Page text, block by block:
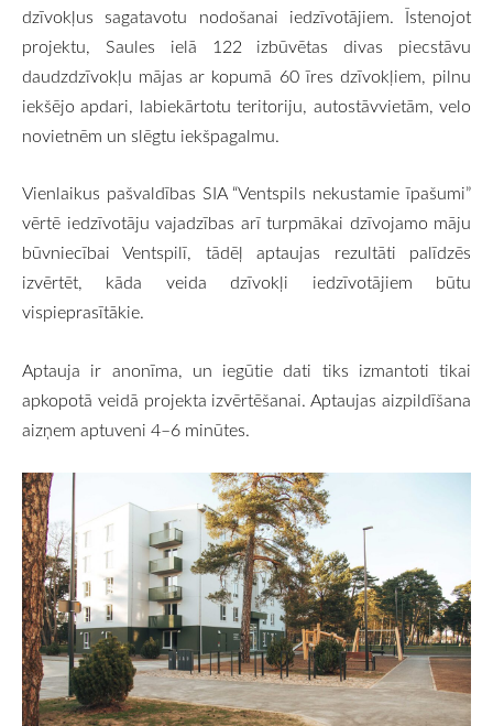
dzīvokļus sagatavotu nodošanai iedzīvotājiem. Īstenojot
projektu, Saules ielā 122 izbūvētas divas piecstāvu
daudzdzīvokļu mājas ar kopumā 60 īres dzīvokļiem, pilnu
iekšējo apdari, labiekārtotu teritoriju, autostāvvietām, velo
novietnēm un slēgtu iekšpagalmu.
Vienlaikus pašvaldības SIA “Ventspils nekustamie īpašumi”
vērtē iedzīvotāju vajadzības arī turpmākai dzīvojamo māju
būvniecībai Ventspilī, tādēļ aptaujas rezultāti palīdzēs
izvērtēt, kāda veida dzīvokļi iedzīvotājiem būtu
vispieprasītākie.
Aptauja ir anonīma, un iegūtie dati tiks izmantoti tikai
apkopotā veidā projekta izvērtēšanai. Aptaujas aizpildīšana
aizņem aptuveni 4–6 minūtes.